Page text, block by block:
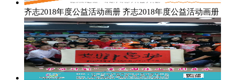
齐志2018年度公益活动画册 齐志2018年度公益活动画册